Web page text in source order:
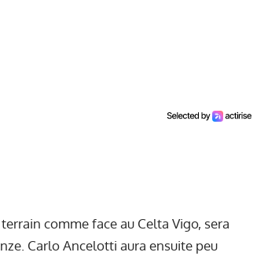
comme face au Celta Vigo, sera
Carlo Ancelotti aura ensuite peu